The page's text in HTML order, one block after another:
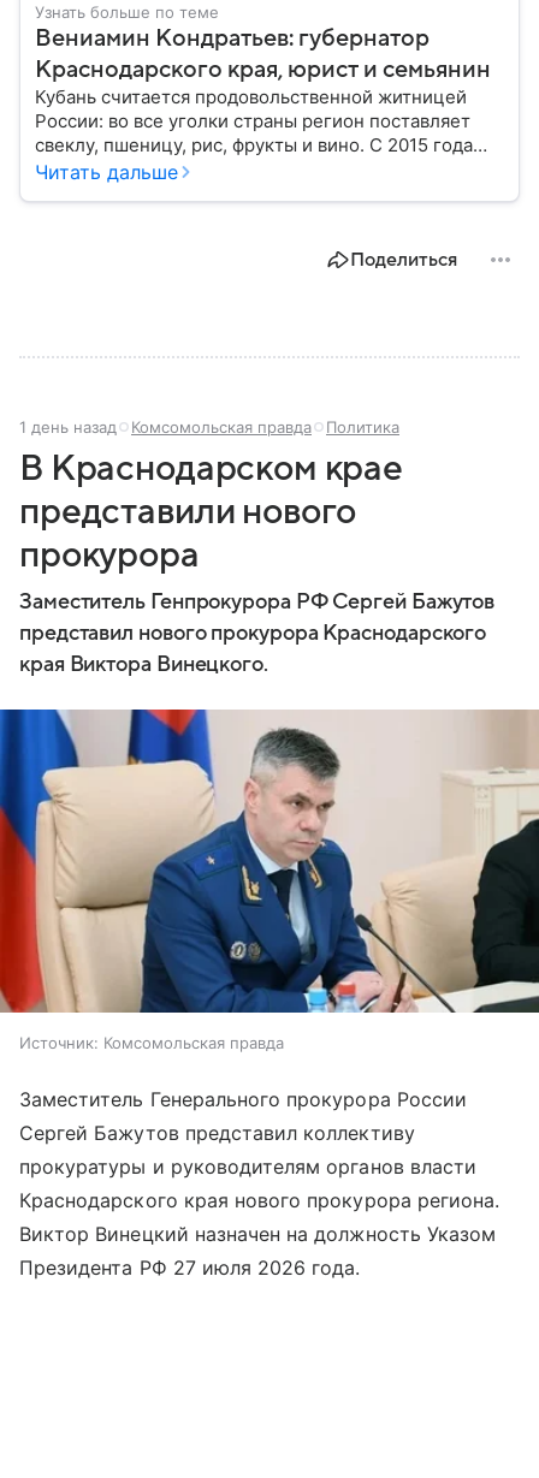
Узнать больше по теме
Вениамин Кондратьев: губернатор
Краснодарского края, юрист и семьянин
Кубань считается продовольственной житницей
России: во все уголки страны регион поставляет
свеклу, пшеницу, рис, фрукты и вино. С 2015 года
субъект федерации возглавляет Вениамин
Читать дальше
Поделиться
1 день назад Комсомольская правда Политика
В Краснодарском крае
представили нового
прокурора
Заместитель Генпрокурора РФ Сергей Бажутов
представил нового прокурора Краснодарского
края Виктора Винецкого.
Источник: Комсомольская правда
Заместитель Генерального прокурора России
Сергей Бажутов представил коллективу
прокуратуры и руководителям органов власти
Краснодарского края нового прокурора региона.
Виктор Винецкий назначен на должность Указом
Президента РФ 27 июля 2026 года.